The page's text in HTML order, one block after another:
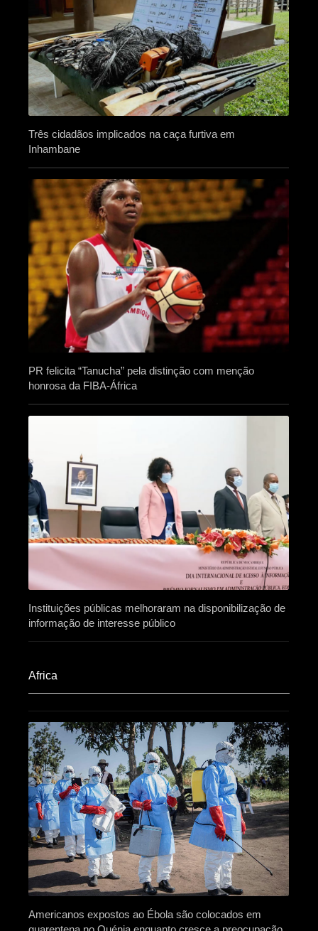
Três cidadãos implicados na caça furtiva em
Inhambane
PR felicita “Tanucha” pela distinção com menção
honrosa da FIBA-África
Instituições públicas melhoraram na disponibilização de
informação de interesse público
Africa​
Americanos expostos ao Ébola são colocados em